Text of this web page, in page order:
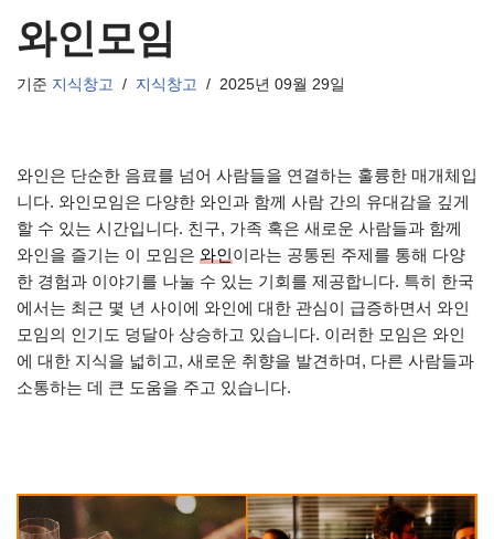
와인모임
기준 지식창고 지식창고 2025년 09월 29일
와인은 단순한 음료를 넘어 사람들을 연결하는 훌륭한 매개체입
니다. 와인모임은 다양한 와인과 함께 사람 간의 유대감을 깊게
할 수 있는 시간입니다. 친구, 가족 혹은 새로운 사람들과 함께
와인을 즐기는 이 모임은 와인이라는 공통된 주제를 통해 다양
한 경험과 이야기를 나눌 수 있는 기회를 제공합니다. 특히 한국
에서는 최근 몇 년 사이에 와인에 대한 관심이 급증하면서 와인
모임의 인기도 덩달아 상승하고 있습니다. 이러한 모임은 와인
에 대한 지식을 넓히고, 새로운 취향을 발견하며, 다른 사람들과
소통하는 데 큰 도움을 주고 있습니다.